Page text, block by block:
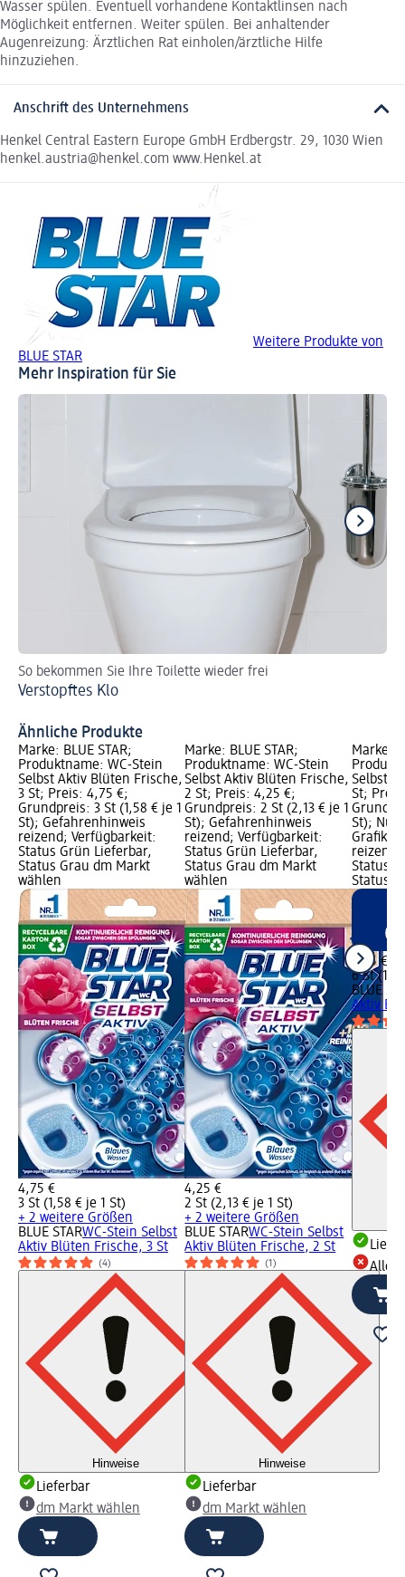
Wasser spülen. Eventuell vorhandene Kontaktlinsen nach
Möglichkeit entfernen. Weiter spülen. Bei anhaltender
Augenreizung: Ärztlichen Rat einholen/ärztliche Hilfe
hinzuziehen.
Anschrift des Unternehmens
Henkel Central Eastern Europe GmbH Erdbergstr. 29, 1030 Wien
henkel.austria@henkel.com www.Henkel.at
Weitere Produkte von
BLUE STAR
Mehr Inspiration für Sie
So bekommen Sie Ihre Toilette wieder frei
Verstopftes Klo
Ähnliche Produkte
Marke: BLUE STAR;
Produktname: WC-Stein
Selbst Aktiv Blüten Frische,
3 St; Preis: 4,75 €;
Grundpreis: 3 St (1,58 € je 1
St); Gefahrenhinweis
reizend; Verfügbarkeit:
Status Grün Lieferbar,
Status Grau dm Markt
wählen
4,75 €
3 St (1,58 € je 1 St)
+ 2 weitere Größen
BLUE STARWC-Stein Selbst
Aktiv Blüten Frische, 3 St
(4)
Hinweise
Lieferbar
dm Markt wählen
Marke: BLUE STAR;
Produktname: WC-Stein
Selbst Aktiv Blüten Frische,
2 St; Preis: 4,25 €;
Grundpreis: 2 St (2,13 € je 1
St); Gefahrenhinweis
reizend; Verfügbarkeit:
Status Grün Lieferbar,
Status Grau dm Markt
wählen
4,25 €
2 St (2,13 € je 1 St)
+ 2 weitere Größen
BLUE STARWC-Stein Selbst
Aktiv Blüten Frische, 2 St
(1)
Hinweise
Lieferbar
dm Markt wählen
Marke:
Selbst
St;
St); Nur
Grafik;
reizend;
Status
Status
7,45 €
6 St
BLUE
Aktiv
Alle